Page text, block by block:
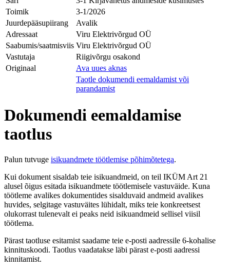
Toimik
3-1/2026
Juurdepääsupiirang
Avalik
Adressaat
Viru Elektrivõrgud OÜ
Saabumis/saatmisviis Viru Elektrivõrgud OÜ
Vastutaja
Riigivõrgu osakond
Originaal
Ava uues aknas
Taotle dokumendi eemaldamist või
parandamist
Dokumendi eemaldamise
taotlus
Palun tutvuge isikuandmete töötlemise põhimõtetega.
Kui dokument sisaldab teie isikuandmeid, on teil IKÜM Art 21
alusel õigus esitada isikuandmete töötlemisele vastuväide. Kuna
töötleme avalikes dokumentides sisalduvaid andmeid avalikes
huvides, selgitage vastuväites lühidalt, miks teie konkreetsest
olukorrast tulenevalt ei peaks neid isikuandmeid sellisel viisil
töötlema.
Pärast taotluse esitamist saadame teie e-posti aadressile 6-kohalise
kinnituskoodi. Taotlus vaadatakse läbi pärast e-posti aadressi
kinnitamist.